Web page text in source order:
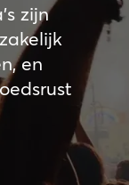
zijn
en